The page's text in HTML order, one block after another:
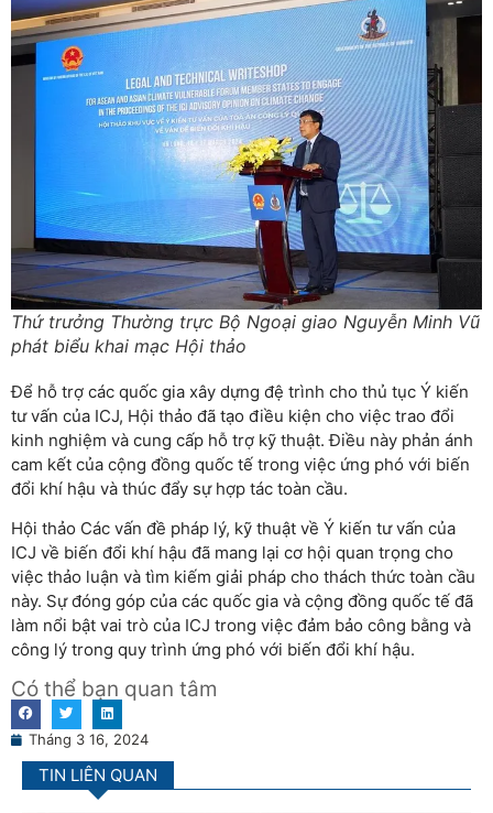
Thứ trưởng Thường trực Bộ Ngoại giao Nguyễn Minh Vũ
phát biểu khai mạc Hội thảo
Để hỗ trợ các quốc gia xây dựng đệ trình cho thủ tục Ý kiến
tư vấn của ICJ, Hội thảo đã tạo điều kiện cho việc trao đổi
kinh nghiệm và cung cấp hỗ trợ kỹ thuật. Điều này phản ánh
cam kết của cộng đồng quốc tế trong việc ứng phó với biến
đổi khí hậu và thúc đẩy sự hợp tác toàn cầu.
Hội thảo Các vấn đề pháp lý, kỹ thuật về Ý kiến tư vấn của
ICJ về biến đổi khí hậu đã mang lại cơ hội quan trọng cho
việc thảo luận và tìm kiếm giải pháp cho thách thức toàn cầu
này. Sự đóng góp của các quốc gia và cộng đồng quốc tế đã
làm nổi bật vai trò của ICJ trong việc đảm bảo công bằng và
công lý trong quy trình ứng phó với biến đổi khí hậu.
Có thể bạn quan tâm
Tháng 3 16, 2024
TIN LIÊN QUAN